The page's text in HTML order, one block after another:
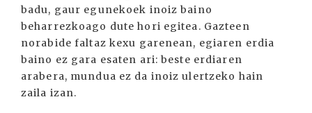
badu, gaur egunekoek inoiz baino
beharrezkoago dute hori egitea. Gazteen
norabide faltaz kexu garenean, egiaren erdia
baino ez gara esaten ari: beste erdiaren
arabera, mundua ez da inoiz ulertzeko hain
zaila izan.